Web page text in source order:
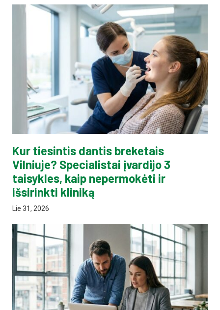
Kur tiesintis dantis breketais
Vilniuje? Specialistai įvardijo 3
taisykles, kaip nepermokėti ir
išsirinkti kliniką
Lie 31, 2026